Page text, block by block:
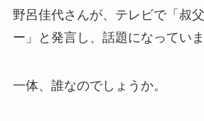
野呂佳代さんが、テレビで「叔
ー」と発言し、話題になっていま
一体、誰なのでしょうか。